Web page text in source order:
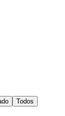
Todos